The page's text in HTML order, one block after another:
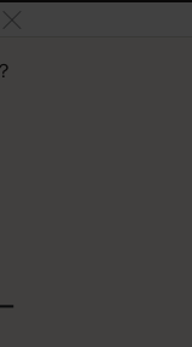
ドを表示
メニューを閉じる